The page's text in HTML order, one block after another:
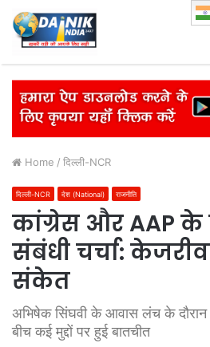
Home / दिल्ली-NCR
दिल्ली-NCR देश (National) राजनीति
कांग्रेस और AAP के
संबंधी चर्चा:
संकेत
अभिषेक सिंघवी के आवास लंच के दौरान
बीच कई मुद्दों पर हुई बातचीत